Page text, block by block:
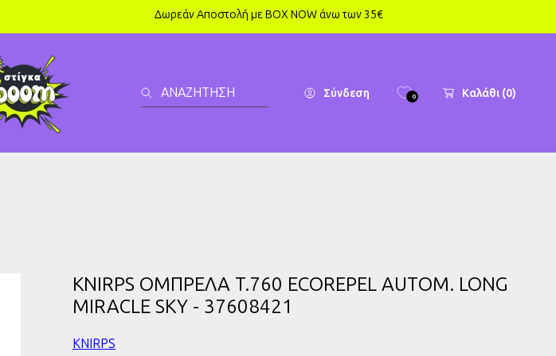
Δωρεάν Αποστολή με BOX NOW άνω των 35€
ΑΝΑΖΉΤΗΣΗ Σύνδεση 0 Καλάθι (0)
KNIRPS ΟΜΠΡΕΛΑ T.760 ECOREPEL AUTOM. LONG
MIRACLE SKY - 37608421
KNIRPS